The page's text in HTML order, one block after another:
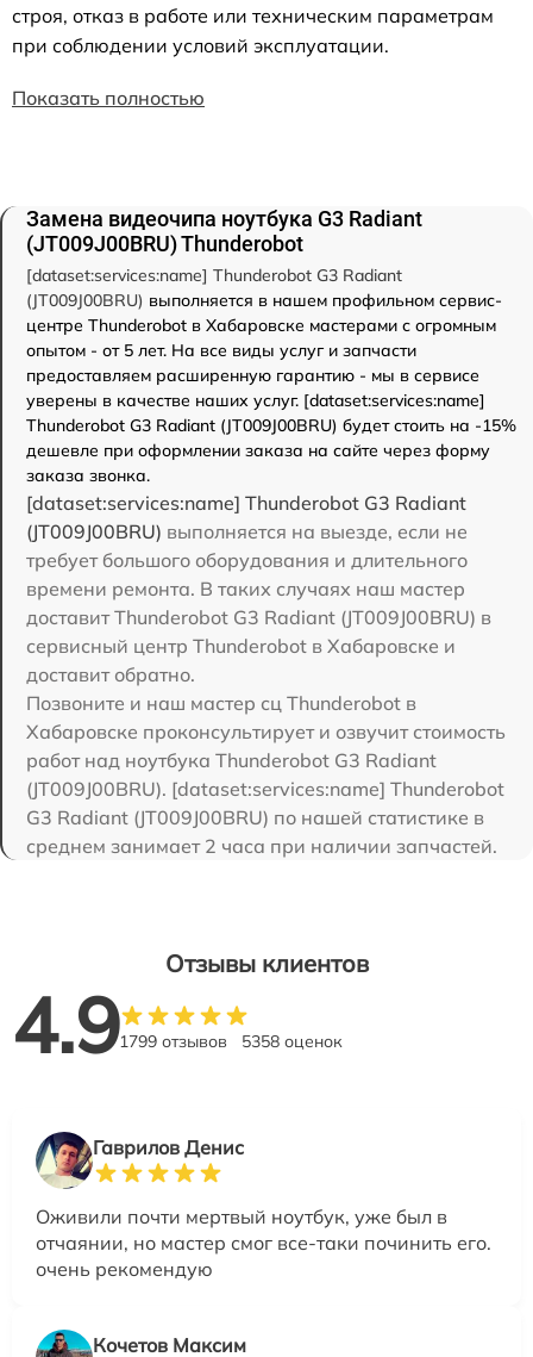
строя, отказ в работе или техническим параметрам
при соблюдении условий эксплуатации.
Показать полностью
Замена видеочипа ноутбука G3 Radiant
(JT009J00BRU) Thunderobot
[dataset:services:name] Thunderobot G3 Radiant
(JT009J00BRU) выполняется в нашем профильном сервис-
центре Thunderobot в Хабаровске мастерами с огромным
опытом - от 5 лет. На все виды услуг и запчасти
предоставляем расширенную гарантию - мы в сервисе
уверены в качестве наших услуг. [dataset:services:name]
Thunderobot G3 Radiant (JT009J00BRU) будет стоить на -15%
дешевле при оформлении заказа на сайте через форму
заказа звонка.
[dataset:services:name] Thunderobot G3 Radiant
(JT009J00BRU) выполняется на выезде, если не
требует большого оборудования и длительного
времени ремонта. В таких случаях наш мастер
доставит Thunderobot G3 Radiant (JT009J00BRU) в
сервисный центр Thunderobot в Хабаровске и
доставит обратно.
Позвоните и наш мастер сц Thunderobot в
Хабаровске проконсультирует и озвучит стоимость
работ над ноутбука Thunderobot G3 Radiant
(JT009J00BRU). [dataset:services:name] Thunderobot
G3 Radiant (JT009J00BRU) по нашей статистике в
среднем занимает 2 часа при наличии запчастей.
Отзывы клиентов
4.91799 отзывов 5358 оценок
Гаврилов Денис
Оживили почти мертвый ноутбук, уже был в
отчаянии, но мастер смог все-таки починить его.
очень рекомендую
Кочетов Максим